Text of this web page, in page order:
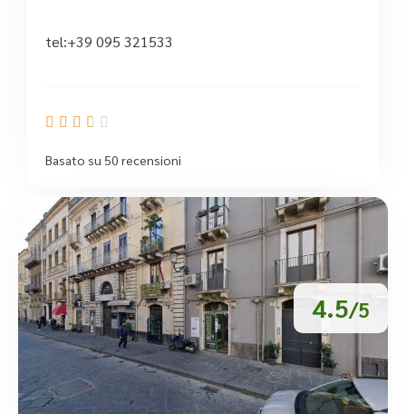
tel:+39 095 321533
    
Basato su 50 recensioni
4.5/5